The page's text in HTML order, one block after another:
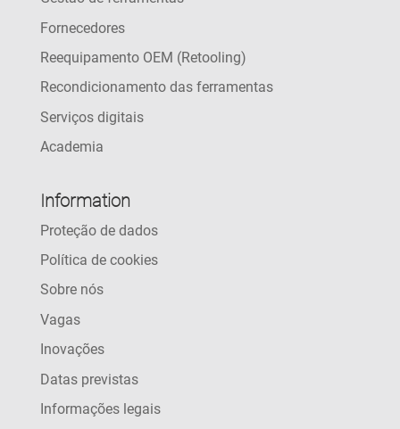
Fornecedores
Reequipamento OEM (Retooling)
Recondicionamento das ferramentas
Serviços digitais
Academia
Information
Proteção de dados
Política de cookies
Sobre nós
Vagas
Inovações
Datas previstas
Informações legais